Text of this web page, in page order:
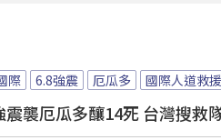
際 6.8強震 厄瓜多 國際人道救援
震襲厄瓜多釀14死 台灣搜救